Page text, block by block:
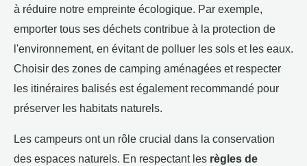
à réduire notre empreinte écologique. Par exemple,
emporter tous ses déchets contribue à la protection de
l'environnement, en évitant de polluer les sols et les eaux.
Choisir des zones de camping aménagées et respecter
les itinéraires balisés est également recommandé pour
préserver les habitats naturels.
Les campeurs ont un rôle crucial dans la conservation
des espaces naturels. En respectant les règles de